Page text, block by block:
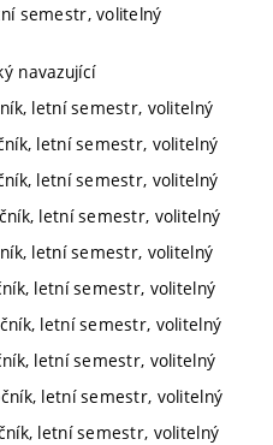
semestr, volitelný
navazující
letní semestr, volitelný
letní semestr, volitelný
letní semestr, volitelný
letní semestr, volitelný
letní semestr, volitelný
letní semestr, volitelný
letní semestr, volitelný
letní semestr, volitelný
letní semestr, volitelný
letní semestr, volitelný